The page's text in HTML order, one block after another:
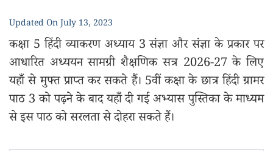
Updated OnJuly 13, 2023
कक्षा 5 हिंदी व्याकरण अध्याय 3 संज्ञा और संज्ञा के प्रकार पर
आधारित अध्ययन सामग्री शैक्षणिक सत्र 2026-27 के लिए
यहाँ से मुफ्त प्राप्त कर सकते हैं। 5वीं कक्षा के छात्र हिंदी ग्रामर
पाठ 3 को पढ़ने के बाद यहाँ दी गई अभ्यास पुस्तिका के माध्यम
से इस पाठ को सरलता से दोहरा सकते हैं।